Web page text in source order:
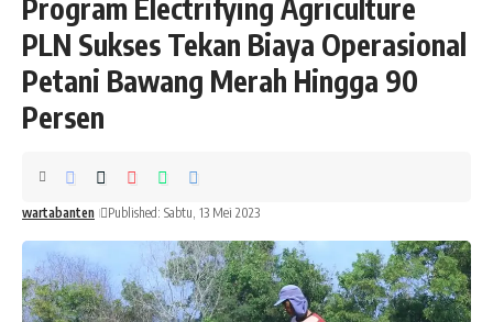
Program Electrifying Agriculture
PLN Sukses Tekan Biaya Operasional
Petani Bawang Merah Hingga 90
Persen
wartabanten Published: Sabtu, 13 Mei 2023